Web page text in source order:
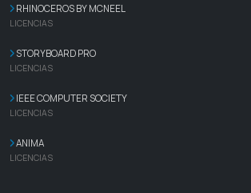
RHINOCEROS BY MCNEEL
LICENCIAS
STORYBOARD PRO
LICENCIAS
IEEE COMPUTER SOCIETY
LICENCIAS
ANIMA
LICENCIAS